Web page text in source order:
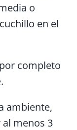
o
en el
completo
ambiente,
menos 3